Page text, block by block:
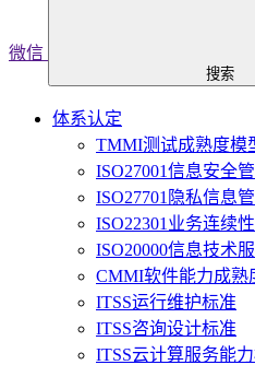
微信
搜索
体系认定
TMMI测试成熟度模
ISO27001信息安全
ISO27701隐私信息
ISO22301业务连续
ISO20000信息技术
CMMI软件能力成熟
ITSS运行维护标准
ITSS咨询设计标准
ITSS云计算服务能